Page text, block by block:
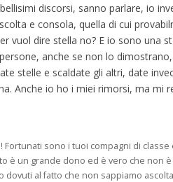
discorsi, sanno parlare, io
e consola, quella di cui
vuol dire stella no? E io sono una
anche se non lo
stelle e scaldate gli altri, date
Anche io ho i miei rimorsi, ma mi
Fortunati sono i tuoi compagni di
è un grande dono ed è vero che non
al fatto che non sappiamo